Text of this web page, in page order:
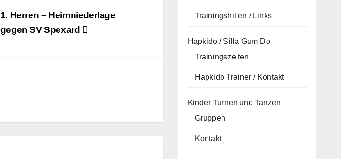
1. Herren – Heimniederlage
gegen SV Spexard
Trainingshilfen / Links
Hapkido / Silla Gum Do
Trainingszeiten
Hapkido Trainer / Kontakt
Kinder Turnen und Tanzen
Gruppen
Kontakt